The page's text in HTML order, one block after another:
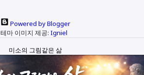
Powered by Blogger
테마 이미지 제공:Igniel
미소의 그림같은 삶